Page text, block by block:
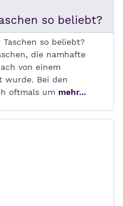
so beliebt?
Taschen so beliebt?
die namhafte
von einem
wurde. Bei den
oftmals um mehr...